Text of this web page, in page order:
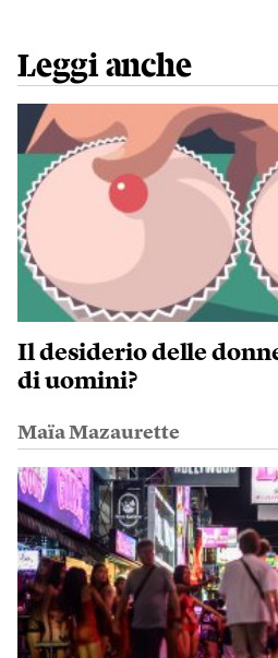
Leggi anche
Il desiderio delle
di uomini?
Maïa Mazaurette